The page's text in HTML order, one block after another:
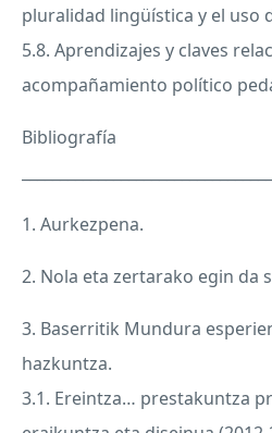
pluralidad lingüística y el uso
5.8. Aprendizajes y claves
acompañamiento político
Bibliografía
1. Aurkezpena.
2. Nola eta zertarako egin da
3. Baserritik Mundura
hazkuntza.
3.1. Ereintza… prestakuntza